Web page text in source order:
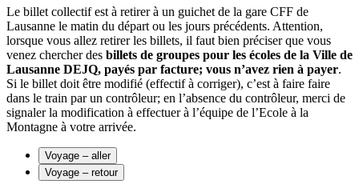
Le billet collectif est à retirer à un guichet de la gare CFF de
Lausanne le matin du départ ou les jours précédents. Attention,
lorsque vous allez retirer les billets, il faut bien préciser que vous
venez chercher des billets de groupes pour les écoles de la Ville de
Lausanne DEJQ, payés par facture; vous n’avez rien à payer.
Si le billet doit être modifié (effectif à corriger), c’est à faire faire
dans le train par un contrôleur; en l’absence du contrôleur, merci de
signaler la modification à effectuer à l’équipe de l’Ecole à la
Montagne à votre arrivée.
Voyage – aller
Voyage – retour